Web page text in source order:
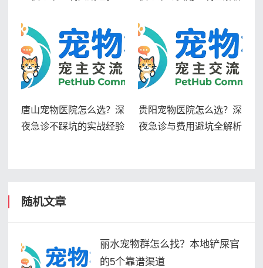
唐山宠物医院怎么选？深
夜急诊不踩坑的实战经验
贵阳宠物医院怎么选？深
夜急诊与费用避坑全解析
随机文章
丽水宠物群怎么找？本地铲屎官
的5个靠谱渠道